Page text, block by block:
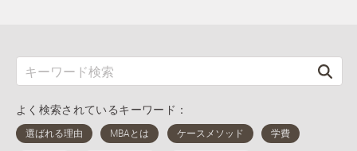
よく検索されているキーワード：